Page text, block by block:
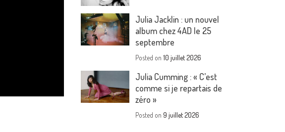
Julia Jacklin : un nouvel
album chez 4AD le 25
septembre
Posted on10 juillet 2026
Julia Cumming : « C’est
comme si je repartais de
zéro »
Posted on9 juillet 2026